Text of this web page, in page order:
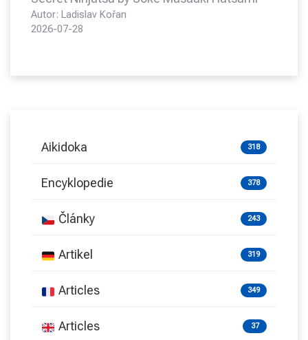
Autor: Ladislav Kořan
2026-07-28
Aikidoka 318
Encyklopedie 378
Články 243
Artikel 319
Articles 349
Articles 37